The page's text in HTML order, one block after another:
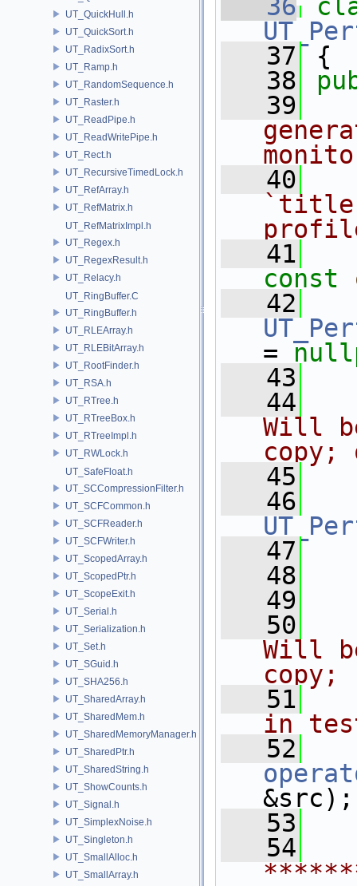
UT_QuickHull.h
UT_QuickSort.h
UT_RadixSort.h
UT_Ramp.h
UT_RandomSequence.h
UT_Raster.h
UT_ReadPipe.h
UT_ReadWritePipe.h
UT_Rect.h
UT_RecursiveTimedLock.h
UT_RefArray.h
UT_RefMatrix.h
UT_RefMatrixImpl.h
UT_Regex.h
UT_RegexResult.h
UT_Relacy.h
UT_RingBuffer.C
UT_RingBuffer.h
UT_RLEArray.h
UT_RLEBitArray.h
UT_RootFinder.h
UT_RSA.h
UT_RTree.h
UT_RTreeBox.h
UT_RTreeImpl.h
UT_RWLock.h
UT_SafeFloat.h
UT_SCCompressionFilter.h
UT_SCFCommon.h
UT_SCFReader.h
UT_SCFWriter.h
UT_ScopedArray.h
UT_ScopedPtr.h
UT_ScopeExit.h
UT_Serial.h
UT_Serialization.h
UT_Set.h
UT_SGuid.h
UT_SHA256.h
UT_SharedArray.h
UT_SharedMem.h
UT_SharedMemoryManager.h
UT_SharedPtr.h
UT_SharedString.h
UT_ShowCounts.h
UT_Signal.h
UT_SimplexNoise.h
UT_Singleton.h
UT_SmallAlloc.h
UT_SmallArray.h
   36
   37
{
   38
   39
   40
   41
const
   42
=
   43
   44
Will
copy;
   45
   46
   47
   48
   49
   50
Will
copy;
   51
in
   52
&src);
   53
   54